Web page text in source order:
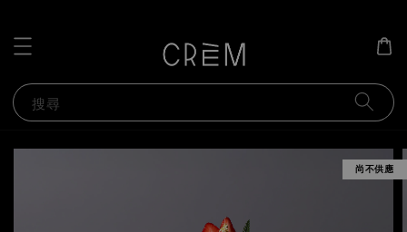
搜尋
尚不供應